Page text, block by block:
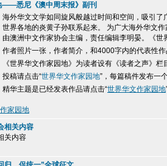
——悉尼《澳中周末报》副刊
海外华文文学如同旋风般越过时间和空间，吸引
世界各地的炎黄子孙联系起来。 为广大海外华文
由澳洲中文作家协会主编，责任编辑李明晏。《
作者照片一张，作者简介，和4000字内的代表性
《世界华文作家园地》为读者设有《读者之声》
投稿请点击“世界华文作家园地”，每篇稿件发布一
精华主题是已经发表作品请点击“世界华文作家园地
家园地
相关内容
关内容